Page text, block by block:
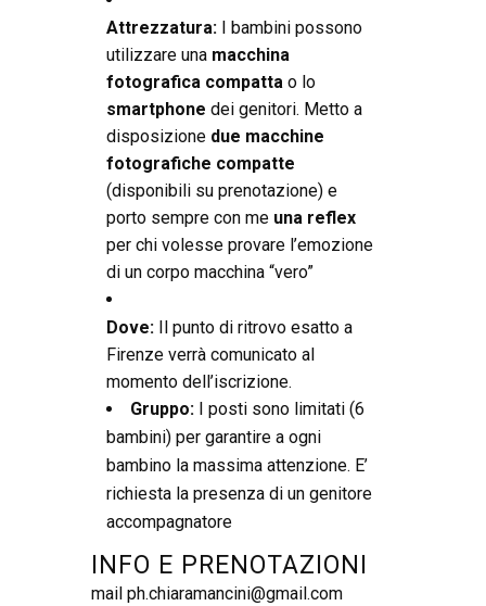
Attrezzatura: I bambini possono
utilizzare una macchina
fotografica compatta o lo
smartphone dei genitori. Metto a
disposizione due macchine
fotografiche compatte
(disponibili su prenotazione) e
porto sempre con me una reflex
per chi volesse provare l’emozione
di un corpo macchina “vero”
Dove: Il punto di ritrovo esatto a
Firenze verrà comunicato al
momento dell’iscrizione.
Gruppo: I posti sono limitati (6
bambini) per garantire a ogni
bambino la massima attenzione. E’
richiesta la presenza di un genitore
accompagnatore
INFO E PRENOTAZIONI
mail ph.chiaramancini@gmail.com